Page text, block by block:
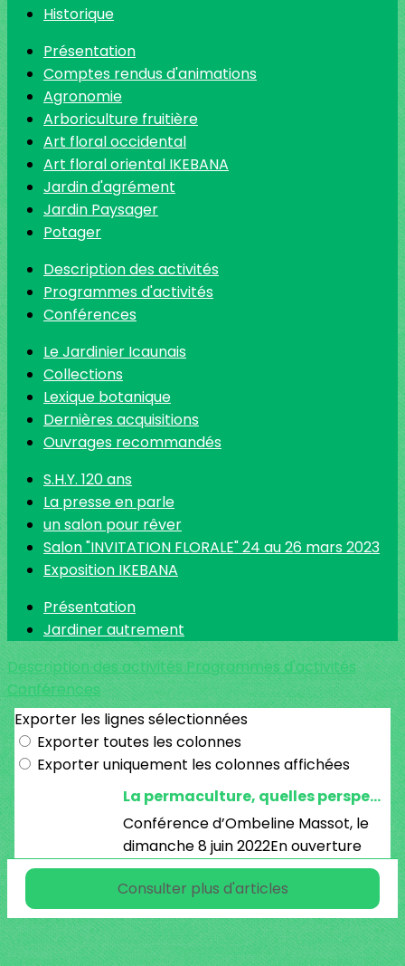
Historique
Présentation
Comptes rendus d'animations
Agronomie
Arboriculture fruitière
Art floral occidental
Art floral oriental IKEBANA
Jardin d'agrément
Jardin Paysager
Potager
Description des activités
Programmes d'activités
Conférences
Le Jardinier Icaunais
Collections
Lexique botanique
Dernières acquisitions
Ouvrages recommandés
S.H.Y. 120 ans
La presse en parle
un salon pour rêver
Salon "INVITATION FLORALE" 24 au 26 mars 2023
Exposition IKEBANA
Présentation
Jardiner autrement
Description des activitésProgrammes d'activités
Conférences